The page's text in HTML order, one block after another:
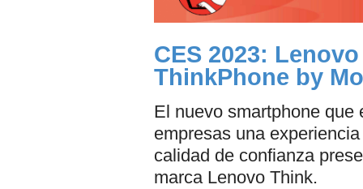
CES 2023:
ThinkPhone by
El nuevo smartphone que
empresas una
calidad de confianza
marca Lenovo Think.